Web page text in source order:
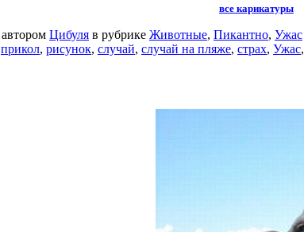
все карикатуры
автором Цибуля в рубрике Животные, Пикантно, Ужас
прикол, рисунок, случай, случай на пляже, страх, Ужас,